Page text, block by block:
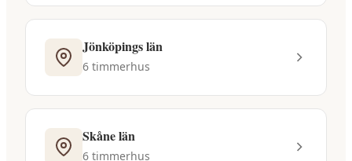
Jönköpings län
6 timmerhus
Skåne län
6 timmerhus